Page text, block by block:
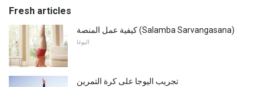
Fresh articles
كيفية عمل المنصة (Salamba Sarvangasana)
اليوغا
تجريب اليوجا على كرة التمرين